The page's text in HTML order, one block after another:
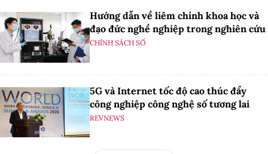
Hướng dẫn về liêm chính khoa học và
đạo đức nghề nghiệp trong nghiên cứu
CHÍNH SÁCH SỐ
5G và Internet tốc độ cao thúc đẩy
công nghiệp công nghệ số tương lai
REVNEWS